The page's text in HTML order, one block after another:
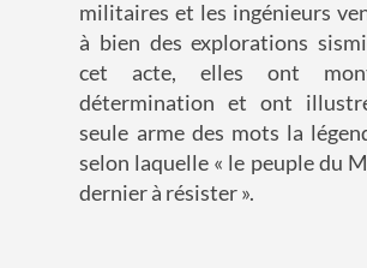
militaires et les ingénieurs
à bien des explorations
cet acte, elles ont
détermination et ont
seule arme des mots la
selon laquelle « le peuple du
dernier à résister ».